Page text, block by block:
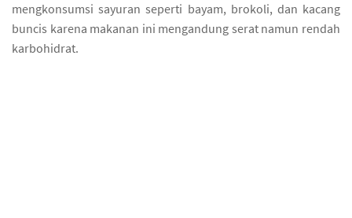
mengkonsumsi sayuran seperti bayam, brokoli, dan kacang
buncis karena makanan ini mengandung serat namun rendah
karbohidrat.